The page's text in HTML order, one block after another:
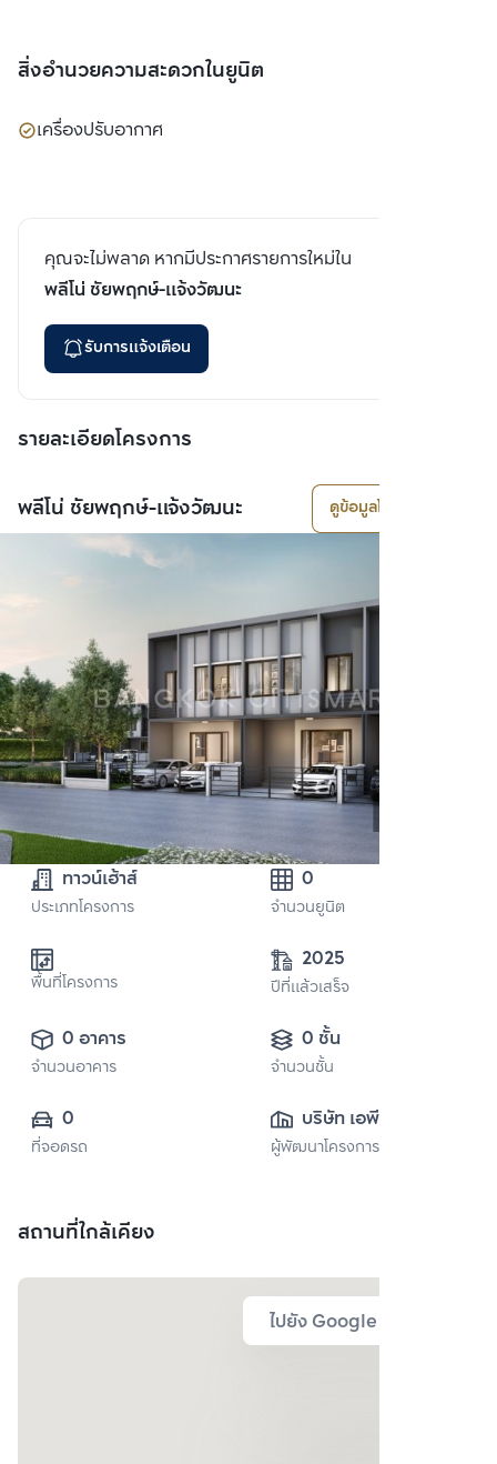
สิ่งอำนวยความสะดวกในยูนิต
เครื่องปรับอากาศ
คุณจะไม่พลาด หากมีประกาศรายการใหม่ใน
พลีโน่ ชัยพฤกษ์-แจ้งวัฒนะ
รับการแจ้งเตือน
รายละเอียดโครงการ
พลีโน่ ชัยพฤกษ์-แจ้งวัฒนะ ดูข้อมูลโครงการ
ทาวน์เฮ้าส์
ประเภทโครงการ
0
จำนวนยูนิต
พื้นที่โครงการ
2025
ปีที่แล้วเสร็จ
0 อาคาร
จำนวนอาคาร
0 ชั้น
จำนวนชั้น
0
ที่จอดรถ
บริษัท เอพี (ไทย
แลนด์)
ผู้พัฒนาโครงการ
สถานที่ใกล้เคียง
ไปยัง Google Map